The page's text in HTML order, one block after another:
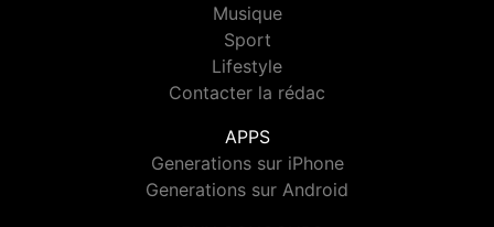
Musique
Sport
Lifestyle
Contacter la rédac
APPS
Generations sur iPhone
Generations sur Android